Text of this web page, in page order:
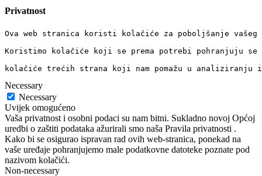
Privatnost
Ova web stranica koristi kolačiće za poboljšanje
Koristimo kolačiće koji se prema potrebi pohranjuju
kolačiće trećih strana koji nam pomažu u
Necessary
Necessary
Uvijek omogućeno
Vaša privatnost i osobni podaci su nam bitni. Sukladno novoj Općoj
uredbi o zaštiti podataka ažurirali smo naša Pravila privatnosti .
Kako bi se osigurao ispravan rad ovih web-stranica, ponekad na
vaše uređaje pohranjujemo male podatkovne datoteke poznate pod
nazivom kolačići.
Non-necessary